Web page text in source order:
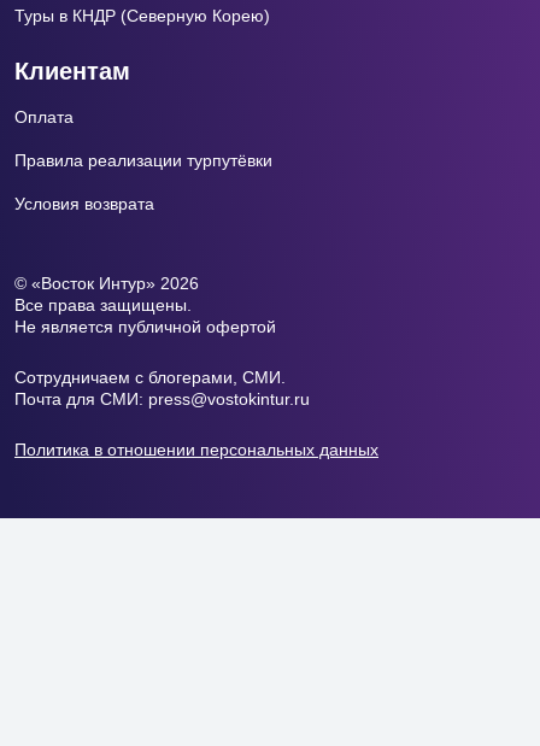
Туры в КНДР (Северную Корею)
Клиентам
Оплата
Правила реализации турпутёвки
Условия возврата
© «Восток Интур» 2026
Все права защищены.
Не является публичной офертой
Сотрудничаем с блогерами, СМИ.
Почта для СМИ: press@vоstokintur.ru
Политика в отношении персональных данных